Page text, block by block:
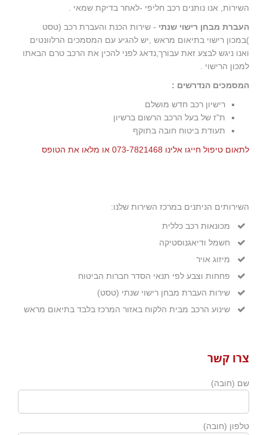
השירות, אנו נותנים רכב חליפי -לאחר בדיקת שמאי .
העברת מבחן רישוי שנתי - שירות הכנת והעברת רכב (טסט
)במכון רישוי בתיאום מראש ,יש להגיע עם המסמכים הרלוונטים
ואנו ניגש לבצע זאת עבורך,נדאג לפני להכין את הרכב טרם הבאתו
למכון הרישוי .
המסמכים הנדרשים :
רישיון רכב חדש מושלם
ת"ז של בעל הרכב הרשום ברשיון
תעודת ביטוח חובה בתוקף
לתאום טיפול חייגו אלינו 073-7821468 או מלאו את הטופס
השירותים הניתנים במרכז השירות שלנו:
מכונאות רכב כללית
חשמל ודיאגנוסטיקה
מיזוג אויר
פחחות וצבע לפי תנאי הסדר חברות הביטוח
שירות העברת מבחן רישוי שנתי (טסט)
שינוע הרכב מבית הלקוח באזור המרכז בלבד בתיאום מראש
צרו קשר
שם (חובה)
טלפון (חובה)